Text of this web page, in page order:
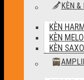
KÈN &
KÈN
KÈN
KÈN